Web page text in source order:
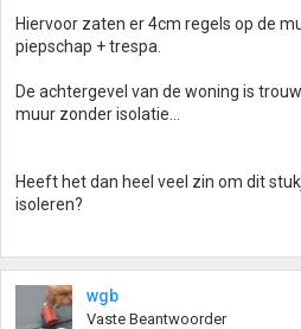
Hiervoor zaten er 4cm regels op de
piepschap + trespa.
De achtergevel van de woning is
muur zonder isolatie…
Heeft het dan heel veel zin om dit
isoleren?
wgb
Vaste Beantwoorder